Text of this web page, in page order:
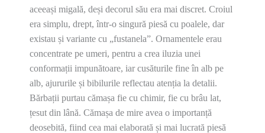
aceeași migală, deși decorul său era mai discret. Croiul
era simplu, drept, într-o singură piesă cu poalele, dar
existau și variante cu „fustanela”. Ornamentele erau
concentrate pe umeri, pentru a crea iluzia unei
conformații impunătoare, iar cusăturile fine în alb pe
alb, ajururile și bibilurile reflectau atenția la detalii.
Bărbații purtau cămașa fie cu chimir, fie cu brâu lat,
țesut din lână. Cămașa de mire avea o importanță
deosebită, fiind cea mai elaborată și mai lucrată piesă